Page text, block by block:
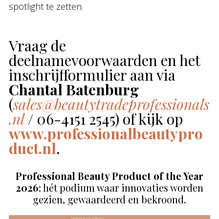
spotlight te zetten.
Vraag de
deelnamevoorwaarden en het
inschrijfformulier aan via
Chantal Batenburg
(sales@beautytradeprofessionals
.nl/ 06-4151 2545) of kijk op
www.professionalbeautypro
duct.nl.
Professional Beauty Product of the Year
2026: hét podium waar innovaties worden
gezien, gewaardeerd en bekroond.